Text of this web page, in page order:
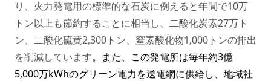
り、火力発電用の標準的な石炭に例えると年間で10万
トン以上も節約することに相当し、二酸化炭素27万ト
ン、二酸化硫黄2,300トン、窒素酸化物1,000トンの排出
を削減しています。また、この発電所は毎年約3億
5,000万kWhのグリーン電力を送電網に供給し、地域社